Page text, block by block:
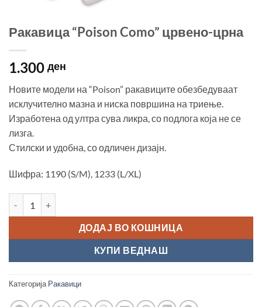
Ракавица “Poison Como” црвено-црна
1.300 ден
Новите модели на “Poison” ракавиците обезбедуваат
исклучително мазна и ниска површина на триење.
Изработена од ултра сува ликра, со подлога која не се
лизга.
Стилски и удобна, со одличен дизајн.
Шифра: 1190 (S/M), 1233 (L/XL)
ДОДАЈ ВО КОШНИЦА
КУПИ ВЕДНАШ
Категорија Ракавици